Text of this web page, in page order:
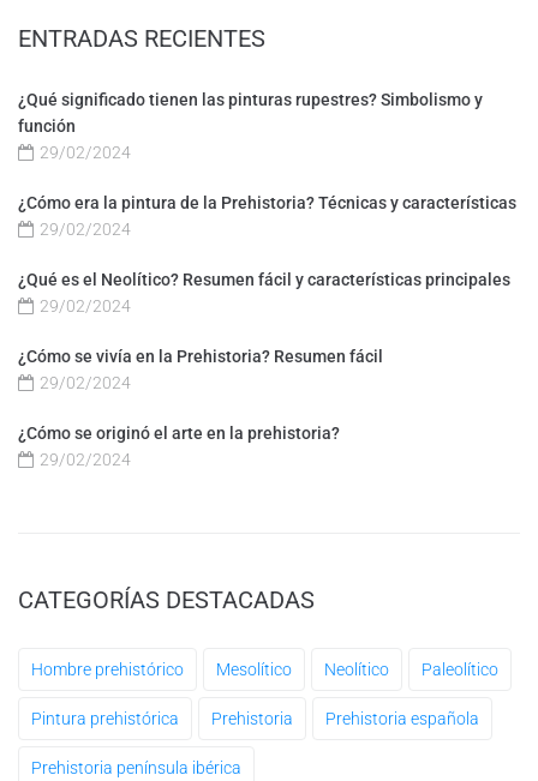
ENTRADAS RECIENTES
¿Qué significado tienen las pinturas rupestres? Simbolismo y
función
29/02/2024
¿Cómo era la pintura de la Prehistoria? Técnicas y características
29/02/2024
¿Qué es el Neolítico? Resumen fácil y características principales
29/02/2024
¿Cómo se vivía en la Prehistoria? Resumen fácil
29/02/2024
¿Cómo se originó el arte en la prehistoria?
29/02/2024
CATEGORÍAS DESTACADAS
Hombre prehistórico Mesolítico Neolítico Paleolítico
Pintura prehistórica Prehistoria Prehistoria española
Prehistoria península ibérica